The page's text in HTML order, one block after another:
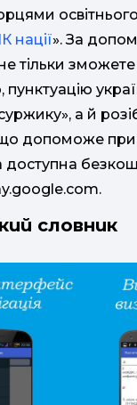
нації». За
тільки
а й
що допоможе при
доступна
словник